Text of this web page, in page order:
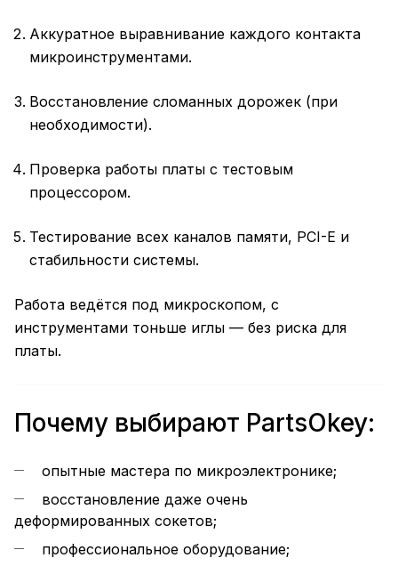
Аккуратное выравнивание каждого контакта
микроинструментами.
Восстановление сломанных дорожек (при
необходимости).
Проверка работы платы с тестовым
процессором.
Тестирование всех каналов памяти, PCI-E и
стабильности системы.
Работа ведётся под микроскопом, с
инструментами тоньше иглы — без риска для
платы.
Почему выбирают PartsOkey:
опытные мастера по микроэлектронике;
восстановление даже очень
деформированных сокетов;
профессиональное оборудование;